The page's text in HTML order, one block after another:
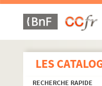
LES
RECHERCHE RAPIDE